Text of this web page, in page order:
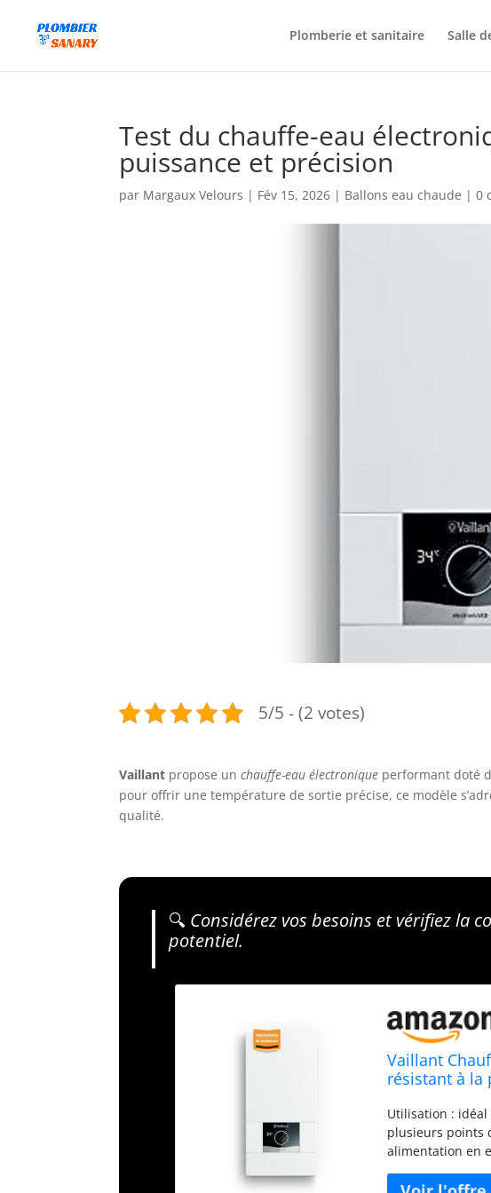
Plomberie et sanitaire Salle
Test du chauffe-eau
puissance et précision
par Margaux Velours | Fév 15, 2026 | Ballons eau chaude |0
5/5 - (2 votes)
Vaillant propose unchauffe-eau électronique performant doté
pour offrir une température de sortie précise, ce modèle
qualité.
🔍 Considérez vos besoins et vérifiez la
potentiel.
Vaillant
résistant à la
numérique,
Utilisation :
plusieurs points
alimentation en
uniquement